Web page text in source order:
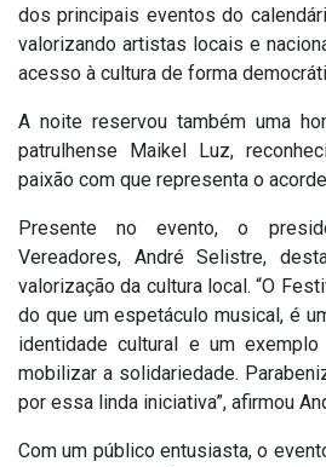
dos principais eventos do
valorizando artistas locais e
acesso à cultura de forma
A noite reservou também uma
patrulhense Maikel Luz,
paixão com que representa o
Presente no evento, o
Vereadores, André Selistre,
valorização da cultura local. “O
do que um espetáculo musical, é
identidade cultural e um
mobilizar a solidariedade.
por essa linda iniciativa”, afirmou
Com um público entusiasta, o